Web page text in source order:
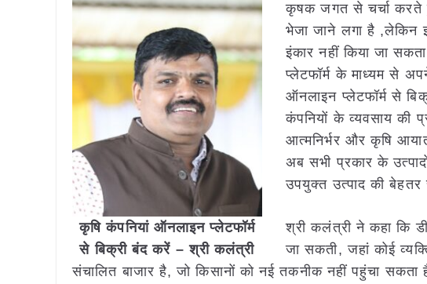
कृषि कंपनियां ऑनलाइन प्लेटफॉर्म
से बिक्री बंद करें – श्री कलंत्री
कृषक जगत से चर्चा करते
भेजा जाने लगा है ,लेकिन
इंकार नहीं किया जा
प्लेटफॉर्म के माध्यम से
ऑनलाइन प्लेटफॉर्म से
कंपनियों के व्यवसाय की
आत्मनिर्भर और कृषि
अब सभी प्रकार के
उपयुक्त उत्पाद की
श्री कलंत्री ने कहा कि
जा सकती, जहां कोई
संचालित बाजार है, जो किसानों को नई तकनीक नहीं पहुंचा